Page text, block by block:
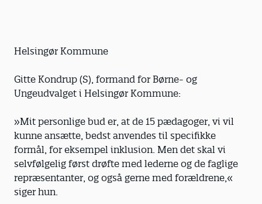
Helsingør Kommune
Gitte Kondrup (S), formand for Børne- og
Ungeudvalget i Helsingør Kommune:
»Mit personlige bud er, at de 15 pædagoger, vi vil
kunne ansætte, bedst anvendes til specifikke
formål, for eksempel inklusion. Men det skal vi
selvfølgelig først drøfte med lederne og de faglige
repræsentanter, og også gerne med forældrene,«
siger hun.